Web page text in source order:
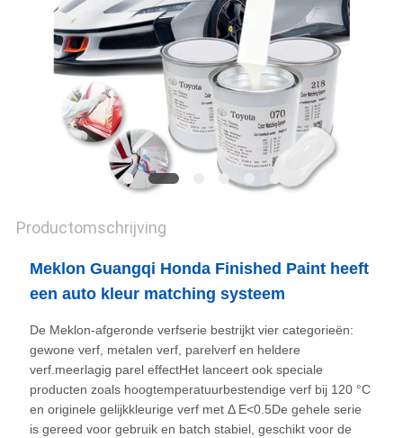
Productomschrijving
Meklon Guangqi Honda Finished Paint heeft
een auto kleur matching systeem
De Meklon-afgeronde verfserie bestrijkt vier categorieën:
gewone verf, metalen verf, parelverf en heldere
verf.meerlagig parel effectHet lanceert ook speciale
producten zoals hoogtemperatuurbestendige verf bij 120 °C
en originele gelijkkleurige verf met Δ E<0.5De gehele serie
is gereed voor gebruik en batch stabiel, geschikt voor de